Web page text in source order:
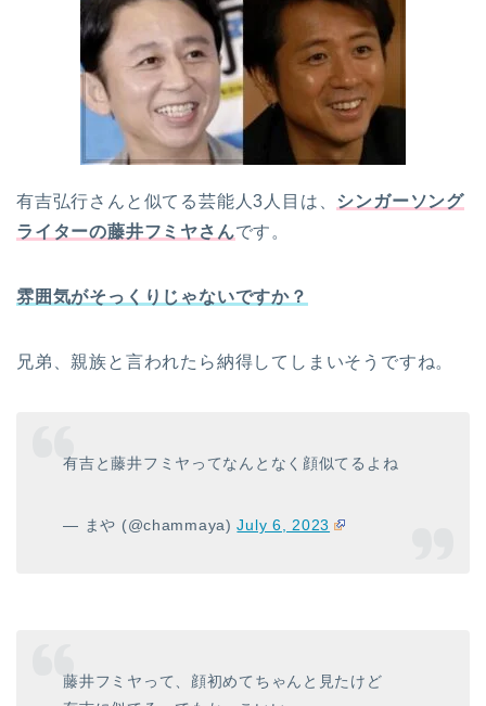
有吉弘行さんと似てる芸能人3人目は、 シンガーソング
ライターの藤井フミヤさんです。
雰囲気がそっくりじゃないですか？
兄弟、親族と言われたら納得してしまいそうですね。
有吉と藤井フミヤってなんとなく顔似てるよね
— まや (@chammaya)July 6, 2023
藤井フミヤって、顔初めてちゃんと見たけど